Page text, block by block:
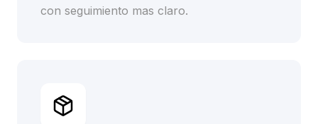
con seguimiento mas claro.